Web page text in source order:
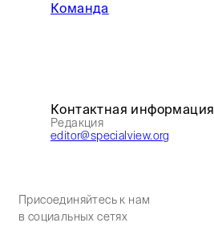
Команда
Контактная информация
Редакция
editor@specialview.org
Присоединяйтесь к нам
в социальных сетях